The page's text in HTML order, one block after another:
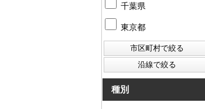
千葉県
東京都
種別